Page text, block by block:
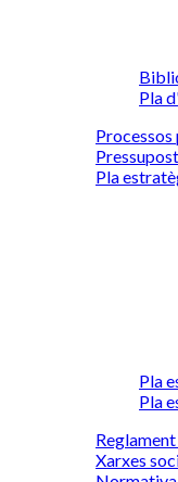
Pla
Pla
Pla
Pla
Xarxes